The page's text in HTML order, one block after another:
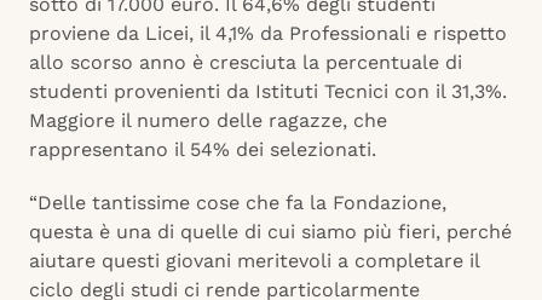
sotto di 17.000 euro. Il 64,6% degli studenti
proviene da Licei, il 4,1% da Professionali e rispetto
allo scorso anno è cresciuta la percentuale di
studenti provenienti da Istituti Tecnici con il 31,3%.
Maggiore il numero delle ragazze, che
rappresentano il 54% dei selezionati.
“Delle tantissime cose che fa la Fondazione,
questa è una di quelle di cui siamo più fieri, perché
aiutare questi giovani meritevoli a completare il
ciclo degli studi ci rende particolarmente